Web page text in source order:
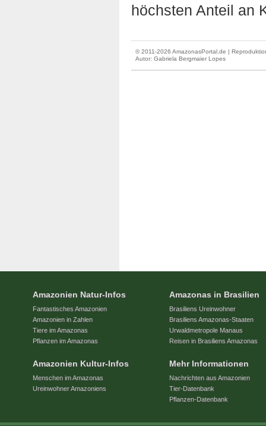
höchsten Anteil an
© 2011-2026 AmazonasPortal.de |
Autor: Gabriela Bergmaier Lopes
Amazonien Natur-Infos
Fantastisches Amazonien
Amazonien in Zahlen
Tiere im Amazonas
Pflanzen im Amazonas
Amazonien Kultur-Infos
Menschen im Amazonas
Ureinwohner Amazoniens
Amazonas in Brasilien
Brasiliens Ureinwohner
Brasiliens Amazonas-Staaten
Urwaldmetropole Manaus
Reisen in Brasiliens Amazonas
Mehr Informationen
Nachrichten aus Amazonien
Tier-Datenbank
Pflanzen-Datenbank